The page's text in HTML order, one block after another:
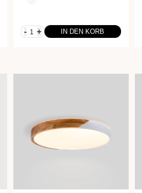
- + IN DEN KORB